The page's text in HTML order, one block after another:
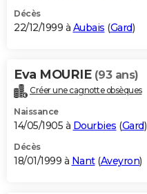
Décès
22/12/1999 à Aubais (Gard)
Eva MOURIE (93 ans)
Créer une cagnotte obsèques
Naissance
14/05/1905 à Dourbies (Gard)
Décès
18/01/1999 à Nant(Aveyron)